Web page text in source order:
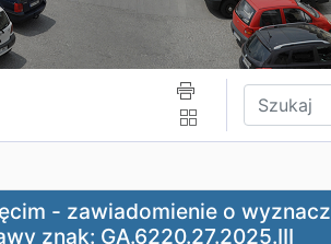
Wpisz
o wyznaczeniu nowego
- zawiadomienie o
znak: GA.6220.27.2025.III